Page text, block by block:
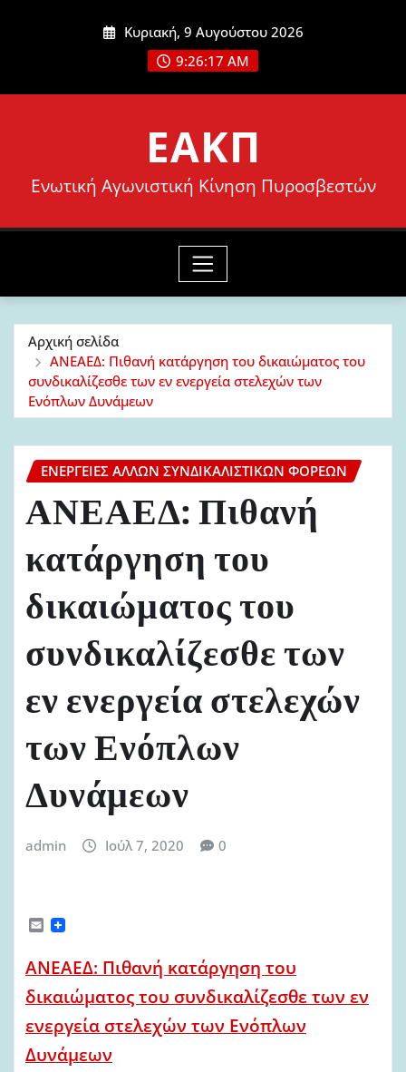
Κυριακή, 9 Αυγούστου 2026
9:26:19 AM
ΕΑΚΠ
Ενωτική Αγωνιστική Κίνηση Πυροσβεστών
Αρχική σελίδα
ΑΝΕΑΕΔ: Πιθανή κατάργηση του δικαιώματος του
συνδικαλίζεσθε των εν ενεργεία στελεχών των
Ενόπλων Δυνάμεων
ΕΝΈΡΓΕΙΕΣ ΆΛΛΩΝ ΣΥΝΔΙΚΑΛΙΣΤΙΚΏΝ ΦΟΡΈΩΝ
ΑΝΕΑΕΔ: Πιθανή
κατάργηση του
δικαιώματος του
συνδικαλίζεσθε των
εν ενεργεία στελεχών
των Ενόπλων
Δυνάμεων
admin Ιούλ 7, 2020 0
E
m
i
l
ΑΝΕΑΕΔ: Πιθανή κατάργηση του
δικαιώματος του συνδικαλίζεσθε των εν
ενεργεία στελεχών των Ενόπλων
Δυνάμεων